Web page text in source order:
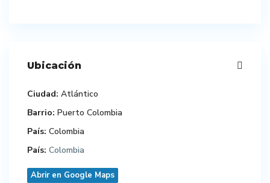
Ubicación
Ciudad: Atlántico
Barrio: Puerto Colombia
País: Colombia
País: Colombia
Abrir en Google Maps